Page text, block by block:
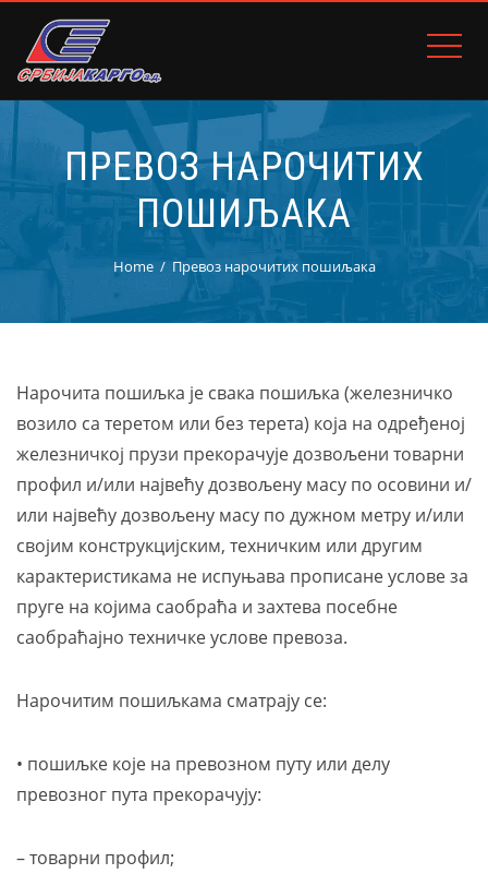
ПРЕВОЗ НАРОЧИТИХ
ПОШИЉАКА
Home Превоз нарочитих пошиљака
Нарочита пошиљка је свака пошиљка (железничко
возило са теретом или без терета) која на одређеној
железничкој прузи прекорачује дозвољени товарни
профил и/или највећу дозвољену масу по осовини и/
или највећу дозвољену масу по дужном метру и/или
својим конструкцијским, техничким или другим
карактеристикама не испуњава прописане услове за
пруге на којима саобраћа и захтева посебне
саобраћајно техничке услове превоза.
Нарочитим пошиљкама сматрају се:
• пошиљке које на превозном путу или делу
превозног пута прекорачују:
– товарни профил;